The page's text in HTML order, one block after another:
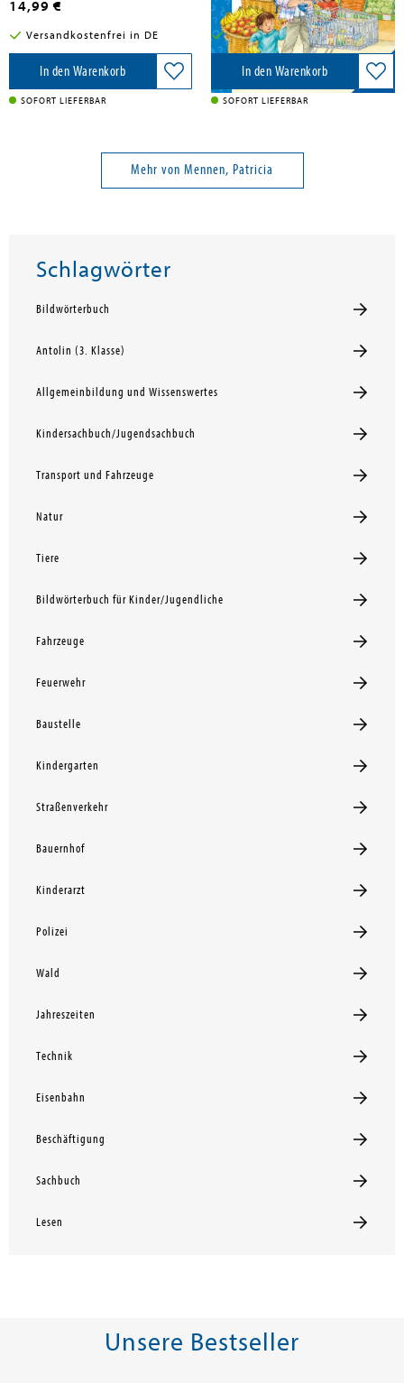
14,99 €
Versandkostenfrei in DE
In den Warenkorb
SOFORT LIEFERBAR
11,99 €
Versandkostenfrei in DE
In den Warenkorb
SOFORT LIEFERBAR
Mehr von Mennen, Patricia
Schlagwörter
Bildwörterbuch
Antolin (3. Klasse)
Allgemeinbildung und Wissenswertes
Kindersachbuch/Jugendsachbuch
Transport und Fahrzeuge
Natur
Tiere
Bildwörterbuch für Kinder/Jugendliche
Fahrzeuge
Feuerwehr
Baustelle
Kindergarten
Straßenverkehr
Bauernhof
Kinderarzt
Polizei
Wald
Jahreszeiten
Technik
Eisenbahn
Beschäftigung
Sachbuch
Lesen
Unsere Bestseller